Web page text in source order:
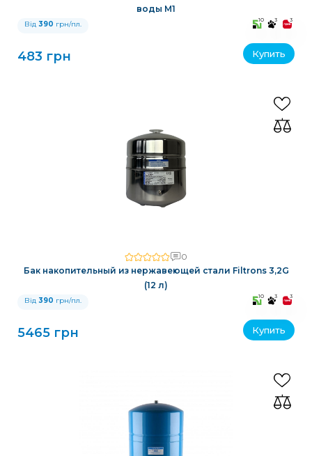
воды M1
Від 390 грн/пл. 10 3 3
483 грн Купить
0
Бак накопительный из нержавеющей стали Filtrons 3,2G
(12 л)
Від 390 грн/пл. 10 3 3
5465 грн Купить